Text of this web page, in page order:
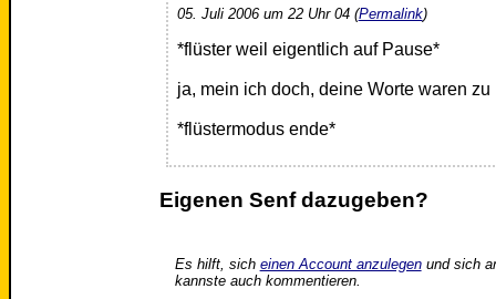
05. Juli 2006 um 22 Uhr 04 (Permalink)
*flüster weil eigentlich auf Pause*
ja, mein ich doch, deine Worte waren
*flüstermodus ende*
Eigenen Senf dazugeben?
Es hilft, sich einen Account anzulegenund sich
kannste auch kommentieren.